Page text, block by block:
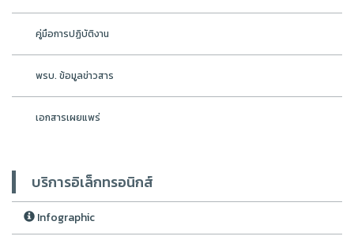
คู่มือการปฏิบัติงาน
พรบ. ข้อมูลข่าวสาร
เอกสารเผยแพร่
บริการอิเล็กทรอนิกส์
Infographic